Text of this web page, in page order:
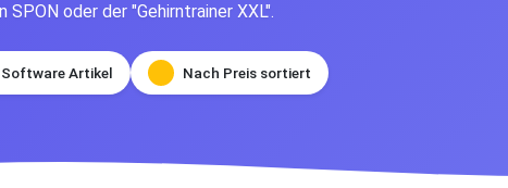
SPON oder der "Gehirntrainer XXL".
Software Artikel Nach Preis sortiert